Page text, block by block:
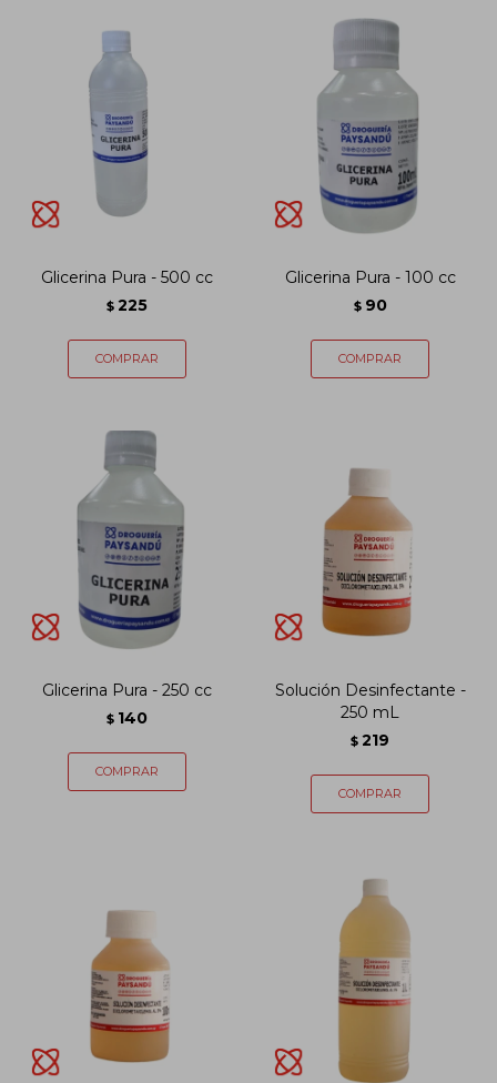
Glicerina Pura - 500 cc
$ 225
Glicerina Pura - 100 cc
$ 90
Glicerina Pura - 250 cc
$ 140
Solución Desinfectante -
250 mL
$ 219